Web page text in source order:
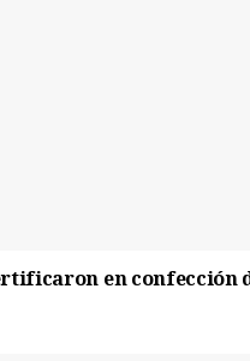
en confección